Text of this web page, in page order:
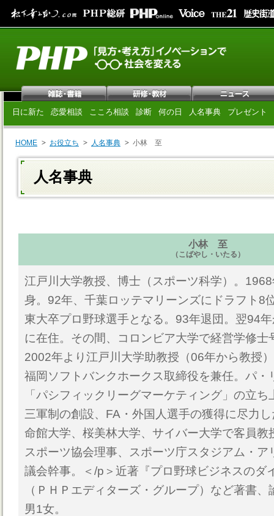
日に新た 恋愛相談 こころ相談 診断 何の日 人名事典 プレゼント
HOME お役立ち 人名事典 小林 至
人名事典
小林 至
（こばやし・いたる）
江戸川大学教授、博士（スポーツ科学）。
身。92年、千葉ロッテマリーンズにドラフト8
東大卒プロ野球選手となる。93年退団。翌94
に在住。その間、コロンビア大学で経営学修士
2002年より江戸川大学助教授（06年から教授
福岡ソフトバンクホークス取締役を兼任。パ・
「パシフィックリーグマーケティング」の立
三軍制の創設、FA・外国人選手の獲得に尽力
命館大学、桜美林大学、サイバー大学で客員教
スポーツ協会理事、スポーツ庁スタジアム・ア
議会幹事。＜/p＞近著『プロ野球ビジネスのダ
（ＰＨＰエディターズ・グループ）など著書
男1女。